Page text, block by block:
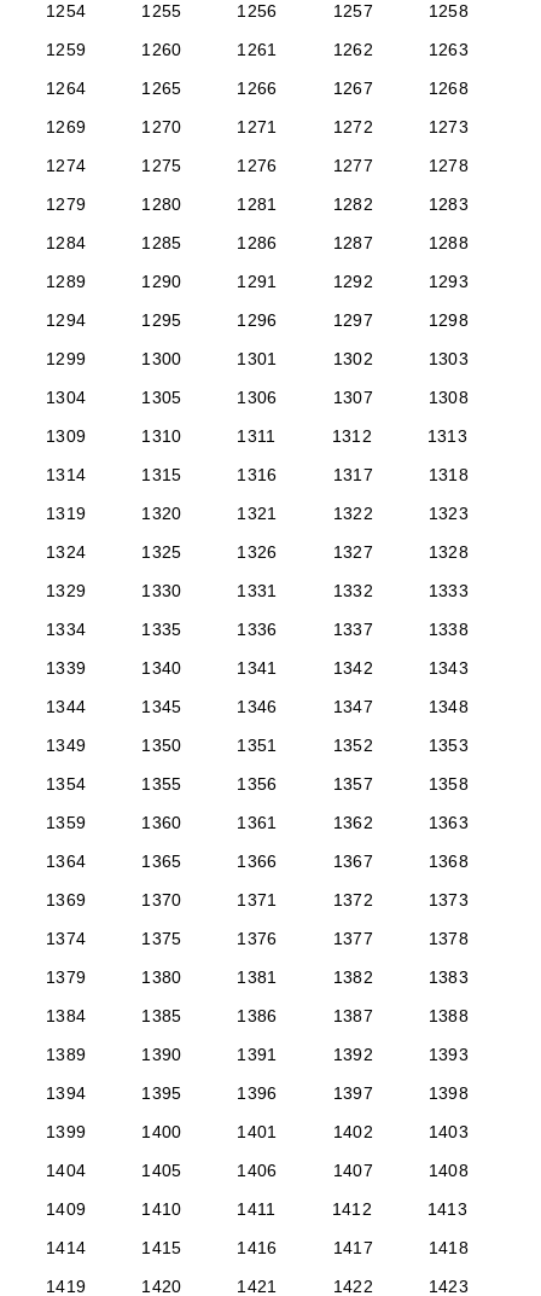
1254
1255 1256 1257
1258
1259
1260 1261 1262
1263
1264
1265 1266 1267
1268
1269
1270 1271 1272
1273
1274
1275 1276 1277
1278
1279
1280 1281 1282
1283
1284
1285 1286 1287
1288
1289
1290 1291 1292
1293
1294
1295 1296 1297
1298
1299
1300 1301 1302
1303
1304
1305 1306 1307
1308
1309
1310 1311 1312
1313
1314
1315 1316 1317
1318
1319
1320 1321 1322
1323
1324
1325 1326 1327
1328
1329
1330 1331 1332
1333
1334
1335 1336 1337
1338
1339
1340 1341 1342
1343
1344
1345 1346 1347
1348
1349
1350 1351 1352
1353
1354
1355 1356 1357
1358
1359
1360 1361 1362
1363
1364
1365 1366 1367
1368
1369
1370 1371 1372
1373
1374
1375 1376 1377
1378
1379
1380 1381 1382
1383
1384
1385 1386 1387
1388
1389
1390 1391 1392
1393
1394
1395 1396 1397
1398
1399
1400 1401 1402
1403
1404
1405 1406 1407
1408
1409
1410 1411 1412
1413
1414
1415 1416 1417
1418
1419
1420 1421 1422 1423